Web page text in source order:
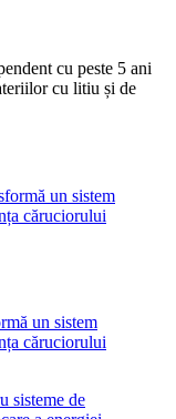
cu peste 5 ani
cu litiu și de
un sistem
căruciorului